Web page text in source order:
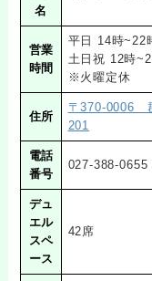
名
営業
時間
平日 14時~22
土日祝 12時
※火曜定休
住所
〒370-0006
201
電話
番号
027-388-0655
デュ
エル
スペ
ース
42席